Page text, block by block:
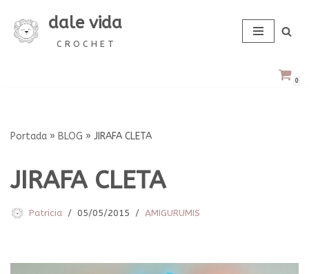
Saltar
dale vida
C R O C H E T
0
Portada » BLOG » JIRAFA CLETA
JIRAFA CLETA
Patricia 05/05/2015 AMIGURUMIS